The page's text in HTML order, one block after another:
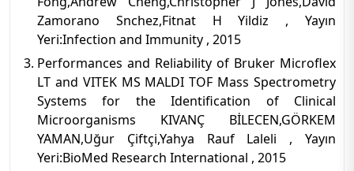
Zamorano Snchez,Fitnat H Yildiz , Yayın
Yeri:Infection and Immunity , 2015
Performances and Reliability of Bruker Microflex
LT and VITEK MS MALDI TOF Mass Spectrometry
Systems for the Identification of Clinical
Microorganisms KIVANÇ BİLECEN,GÖRKEM
YAMAN,Uğur Çiftçi,Yahya Rauf Laleli , Yayın
Yeri:BioMed Research International , 2015